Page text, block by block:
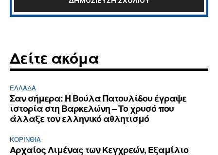
Δείτε ακόμα
ΕΛΛΆΔΑ
Σαν σήμερα: Η Βούλα Πατουλίδου έγραψε
ιστορία στη Βαρκελώνη – Το χρυσό που
άλλαξε τον ελληνικό αθλητισμό
ΚΟΡΙΝΘΊΑ
Αρχαίος Λιμένας των Κεγχρεών, Εξαμίλιο